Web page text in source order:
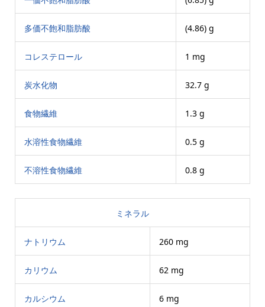
多価不飽和脂肪酸 (4.86) g
コレステロール 1 mg
炭水化物 32.7 g
食物繊維 1.3 g
水溶性食物繊維 0.5 g
不溶性食物繊維 0.8 g
ミネラル
ナトリウム 260 mg
カリウム 62 mg
カルシウム 6 mg